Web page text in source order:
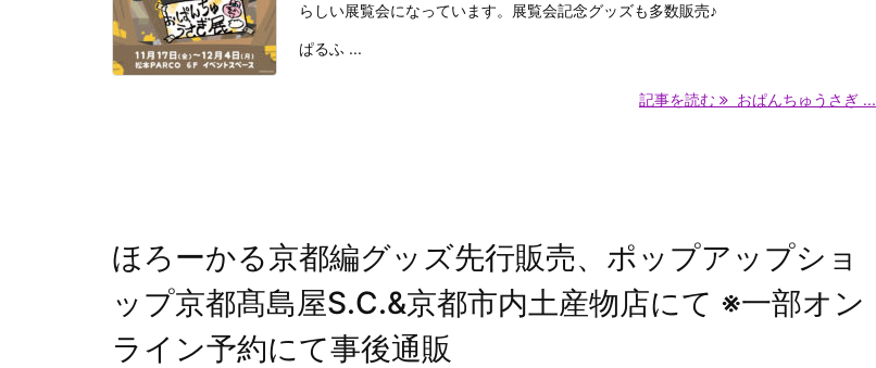
らしい展覧会になっています。展覧会記念グッズも多数販売♪
ぱるふ ...
記事を読む おぱんちゅうさぎ ...
ほろーかる京都編グッズ先行販売、ポップアップショ
ップ京都髙島屋S.C.&京都市内土産物店にて ※一部オン
ライン予約にて事後通販